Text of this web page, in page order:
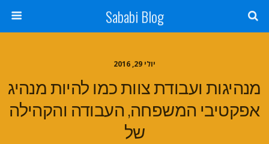
Sababi Blog
יולי 29, 2016
מנהיגות ועבודת צוות כמו להיות מנהיג
אפקטיבי המשפחה, העבודה והקהילה
של